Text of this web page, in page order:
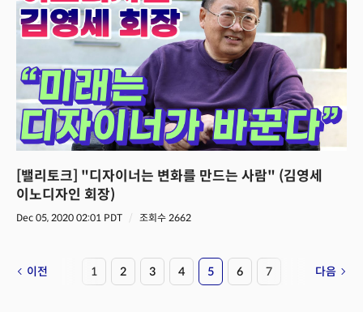
[밸리토크] "디자이너는 변화를 만드는 사람" (김영세
이노디자인 회장)
Dec 05, 2020 02:01 PDT 조회수 2662
이전 1 2 3 4 5 6 7 다음